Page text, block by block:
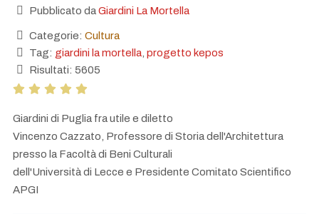
Pubblicato daGiardini La Mortella
Categorie: Cultura
Tag: giardini la mortella progetto kepos
Risultati: 5605
Giardini di Puglia fra utile e diletto
Vincenzo Cazzato, Professore di Storia dell'Architettura
presso la Facoltà di Beni Culturali
dell'Università di Lecce e Presidente Comitato Scientifico
APGI